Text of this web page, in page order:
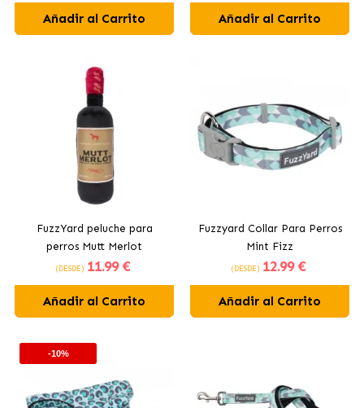
Añadir al Carrito Añadir al Carrito
FuzzYard peluche para
perros Mutt Merlot
(DESDE) 11.99 €
Añadir al Carrito
Fuzzyard Collar Para Perros
Mint Fizz
(DESDE) 12.99 €
Añadir al Carrito
-10%